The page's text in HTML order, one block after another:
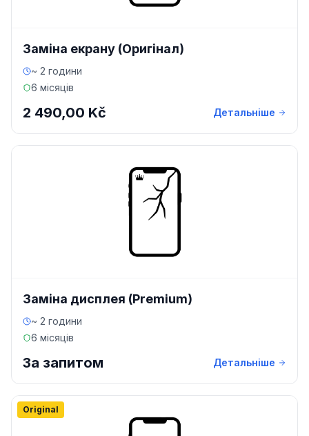
Заміна екрану (Оригінал)
~ 2 години
6 місяців
2 490,00 Kč Детальніше
Заміна дисплея (Premium)
~ 2 години
6 місяців
За запитом Детальніше
Original